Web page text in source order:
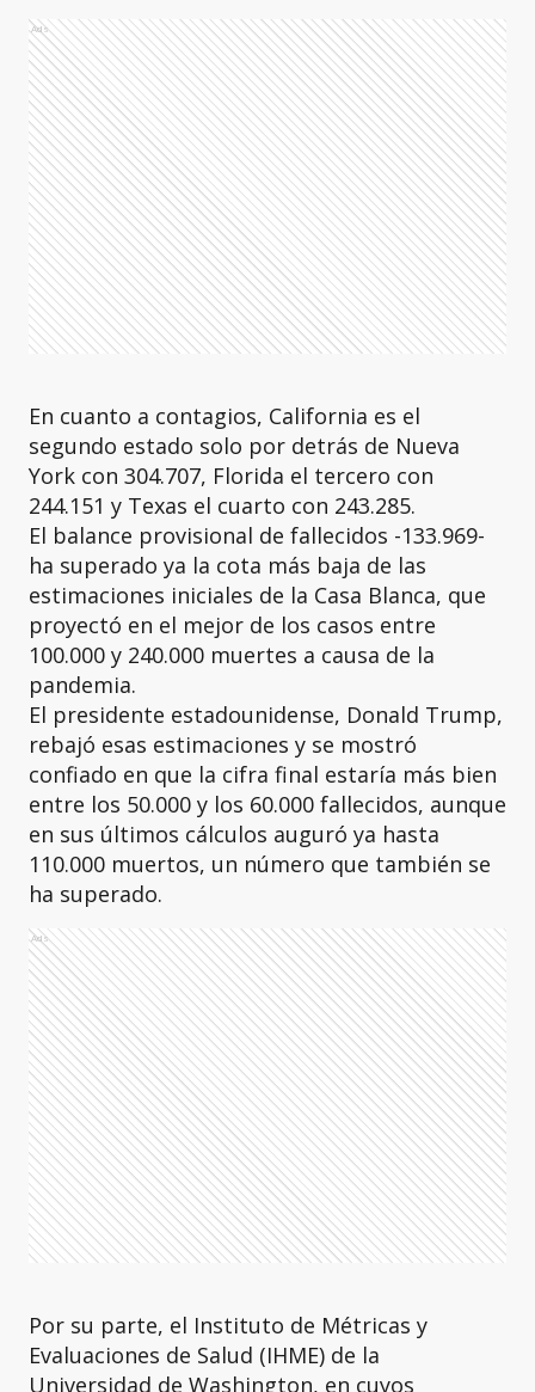
Ads
En cuanto a contagios, California es el
segundo estado solo por detrás de Nueva
York con 304.707, Florida el tercero con
244.151 y Texas el cuarto con 243.285.
El balance provisional de fallecidos -133.969-
ha superado ya la cota más baja de las
estimaciones iniciales de la Casa Blanca, que
proyectó en el mejor de los casos entre
100.000 y 240.000 muertes a causa de la
pandemia.
El presidente estadounidense, Donald Trump,
rebajó esas estimaciones y se mostró
confiado en que la cifra final estaría más bien
entre los 50.000 y los 60.000 fallecidos, aunque
en sus últimos cálculos auguró ya hasta
110.000 muertos, un número que también se
ha superado.
Ads
Por su parte, el Instituto de Métricas y
Evaluaciones de Salud (IHME) de la
Universidad de Washington, en cuyos